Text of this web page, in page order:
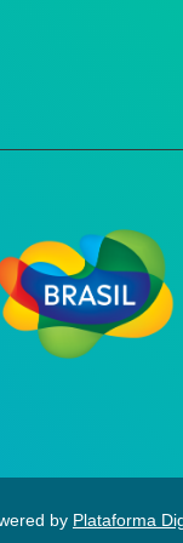
by Plataforma